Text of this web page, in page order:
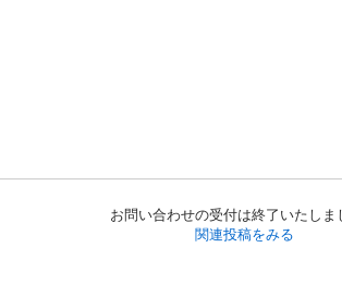
お問い合わせの受付は終了いたしま
関連投稿をみる